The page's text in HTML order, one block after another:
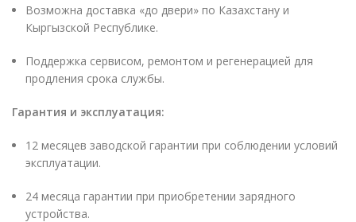
Возможна доставка «до двери» по Казахстану и
Кыргызской Республике.
Поддержка сервисом, ремонтом и регенерацией для
продления срока службы.
Гарантия и эксплуатация:
12 месяцев заводской гарантии при соблюдении условий
эксплуатации.
24 месяца гарантии при приобретении зарядного
устройства.